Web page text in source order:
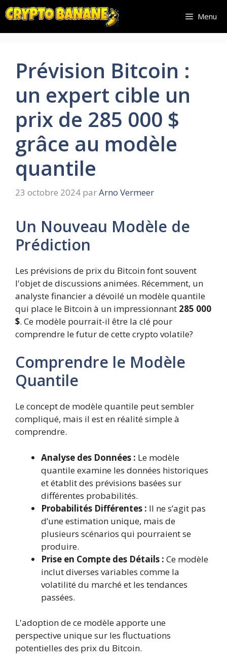
Aller
au
contenu
Menu
Prévision Bitcoin :
un expert cible un
prix de 285 000 $
grâce au modèle
quantile
23 octobre 2024 parArno Vermeer
Un Nouveau Modèle de
Prédiction
Les prévisions de prix du Bitcoin font souvent
l'objet de discussions animées. Récemment, un
analyste financier a dévoilé un modèle quantile
qui place le Bitcoin à un impressionnant 285 000
$. Ce modèle pourrait-il être la clé pour
comprendre le futur de cette crypto volatile?
Comprendre le Modèle
Quantile
Le concept de modèle quantile peut sembler
compliqué, mais il est en réalité simple à
comprendre.
Analyse des Données : Le modèle
quantile examine les données historiques
et établit des prévisions basées sur
différentes probabilités.
Probabilités Différentes : Il ne s’agit pas
d’une estimation unique, mais de
plusieurs scénarios qui pourraient se
produire.
Prise en Compte des Détails : Ce modèle
inclut diverses variables comme la
volatilité du marché et les tendances
passées.
L'adoption de ce modèle apporte une
perspective unique sur les fluctuations
potentielles des prix du Bitcoin.